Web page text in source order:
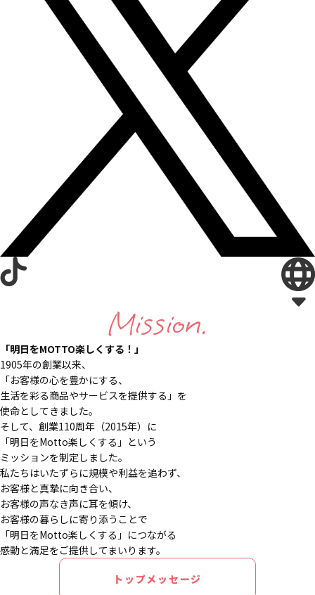
Mission.
「明日をMOTTO楽しくする！」
1905年の創業以来、
「お客様の心を豊かにする、
生活を彩る商品やサービスを提供する」を
使命としてきました。
そして、創業110周年（2015年）に
「明日をMotto楽しくする」という
ミッションを制定しました。
私たちはいたずらに規模や利益を追わず、
お客様と真摯に向き合い、
お客様の声なき声に耳を傾け、
お客様の暮らしに寄り添うことで
「明日をMotto楽しくする」につながる
感動と満足をご提供してまいります。
トップメッセージ